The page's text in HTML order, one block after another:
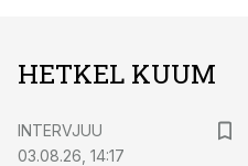
HETKEL KUUM
INTERVJUU
03.08.26, 14:17